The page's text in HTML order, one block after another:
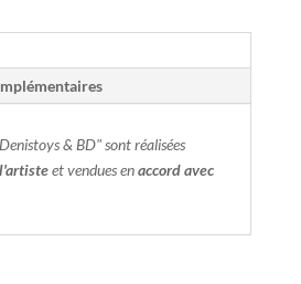
& BD" sont réalisées
et vendues enaccord avec